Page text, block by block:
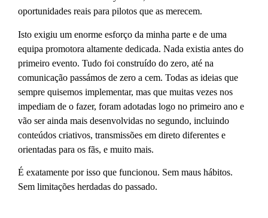
oportunidades reais para pilotos que as merecem.
Isto exigiu um enorme esforço da minha parte e de uma
equipa promotora altamente dedicada. Nada existia antes do
primeiro evento. Tudo foi construído do zero, até na
comunicação passámos de zero a cem. Todas as ideias que
sempre quisemos implementar, mas que muitas vezes nos
impediam de o fazer, foram adotadas logo no primeiro ano e
vão ser ainda mais desenvolvidas no segundo, incluindo
conteúdos criativos, transmissões em direto diferentes e
orientadas para os fãs, e muito mais.
É exatamente por isso que funcionou. Sem maus hábitos.
Sem limitações herdadas do passado.